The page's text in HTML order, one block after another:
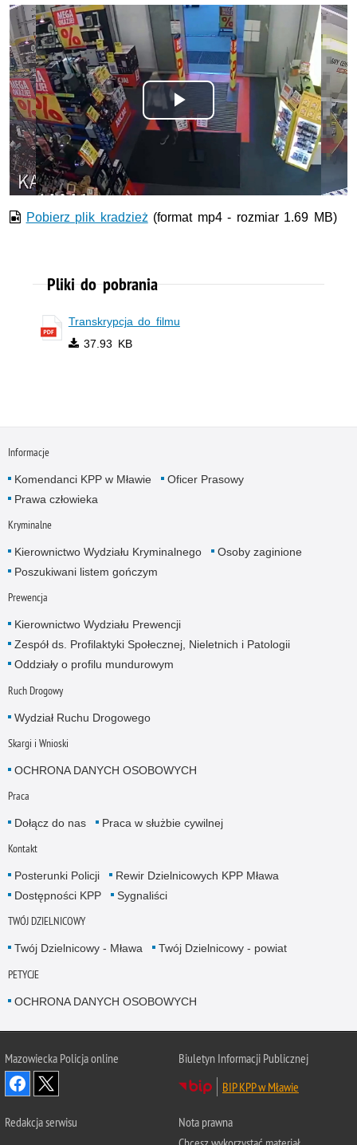
Odtwórz
wideo
Pobierz plik kradzież (format mp4 - rozmiar 1.69 MB)
Pliki do pobrania
Transkrypcja do filmu
37.93 KB
Informacje
Komendanci KPP w Mławie
Oficer Prasowy
Prawa człowieka
Kryminalne
Kierownictwo Wydziału Kryminalnego
Osoby zaginione
Poszukiwani listem gończym
Prewencja
Kierownictwo Wydziału Prewencji
Zespół ds. Profilaktyki Społecznej, Nieletnich i Patologii
Oddziały o profilu mundurowym
Ruch Drogowy
Wydział Ruchu Drogowego
Skargi i Wnioski
OCHRONA DANYCH OSOBOWYCH
Praca
Dołącz do nas Praca w służbie cywilnej
Kontakt
Posterunki Policji
Rewir Dzielnicowych KPP Mława
Dostępności KPP
Sygnaliści
TWÓJ DZIELNICOWY
Twój Dzielnicowy - Mława Twój Dzielnicowy - powiat
PETYCJE
OCHRONA DANYCH OSOBOWYCH
Mazowiecka Policja online
Biuletyn Informacji Publicznej
BIP KPP w Mławie
Redakcja serwisu
Nota prawna